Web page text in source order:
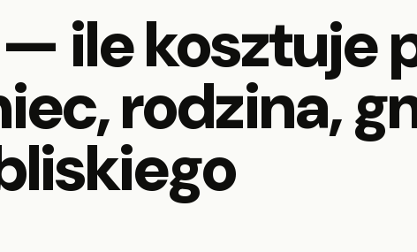
ile kosztuje
rodzina,